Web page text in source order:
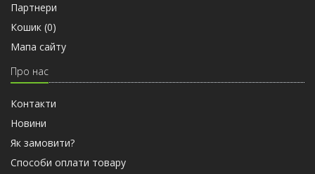
Партнери
Кошик (0)
Мапа сайту
Про нас
Контакти
Новини
Як замовити?
Способи оплати товару